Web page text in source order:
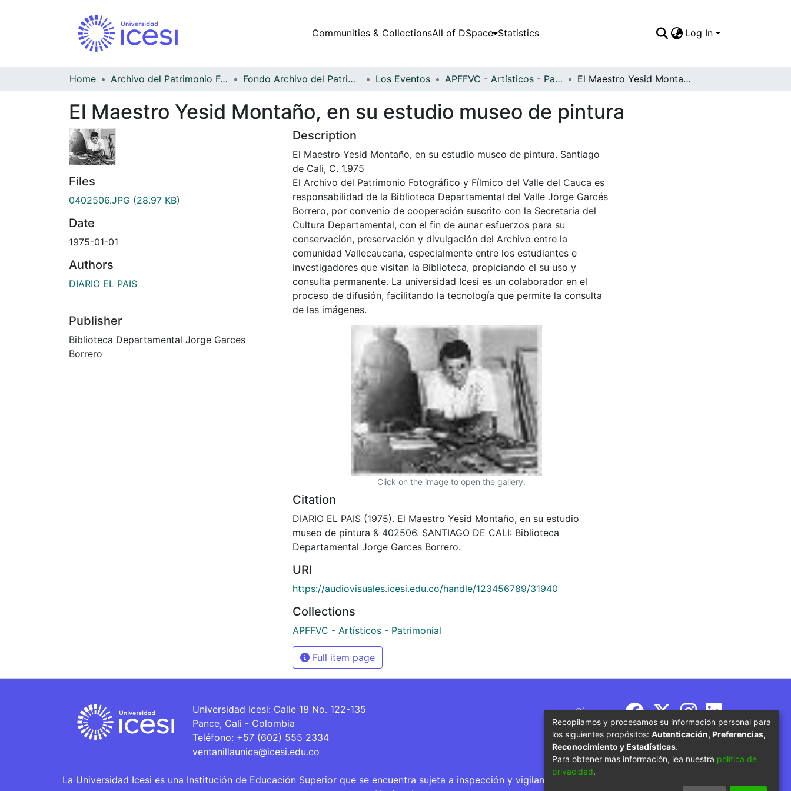
Communities & CollectionsAll of DSpace Statistics Log In
Home Archivo del Patrimonio Fotográfico y Fílmico del Valle del Cauca Fondo Archivo del Patrimonio Fotográfico y Fílmico del Valle del Cauca Los Eventos APFFVC - Artísticos - Patrimonial El Maestro Yesid Montaño, en su estudio museo de pintura
El Maestro Yesid Montaño, en su estudio museo de pintura
Files
0402506.JPG (28.97 KB)
Date
1975-01-01
Authors
DIARIO EL PAIS
Publisher
Biblioteca Departamental Jorge Garces
Borrero
Description
El Maestro Yesid Montaño, en su estudio museo de pintura. Santiago
de Cali, C. 1.975
El Archivo del Patrimonio Fotográfico y Fílmico del Valle del Cauca es
responsabilidad de la Biblioteca Departamental del Valle Jorge Garcés
Borrero, por convenio de cooperación suscrito con la Secretaria del
Cultura Departamental, con el fin de aunar esfuerzos para su
conservación, preservación y divulgación del Archivo entre la
comunidad Vallecaucana, especialmente entre los estudiantes e
investigadores que visitan la Biblioteca, propiciando el su uso y
consulta permanente. La universidad Icesi es un colaborador en el
proceso de difusión, facilitando la tecnología que permite la consulta
de las imágenes.
Click on the image to open the gallery.
Citation
DIARIO EL PAIS (1975). El Maestro Yesid Montaño, en su estudio
museo de pintura & 402506. SANTIAGO DE CALI: Biblioteca
Departamental Jorge Garces Borrero.
URI
https://audiovisuales.icesi.edu.co/handle/123456789/31940
Collections
APFFVC - Artísticos - Patrimonial
Full item page
Universidad Icesi: Calle 18 No. 122-135
Pance, Cali - Colombia
Teléfono: +57 (602) 555 2334
ventanillaunica@icesi.edu.co
Síguenos
La Universidad Icesi es una Institución de Educación Superior que se encuentra sujeta a inspección y vigilancia por parte del Ministerio de Educación
Recopilamos y procesamos su información personal para
los siguientes propósitos: Autenticación, Preferencias,
Reconocimiento y Estadísticas.
Para obtener más información, lea nuestra política de
privacidad.